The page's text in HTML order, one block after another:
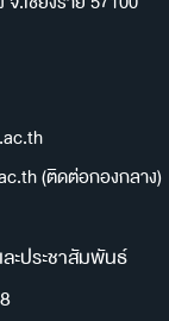
(ติดต่อกองกลาง)
ะประชาสัมพันธ์